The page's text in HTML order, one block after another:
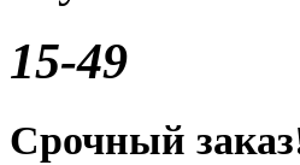
15-49
Срочный